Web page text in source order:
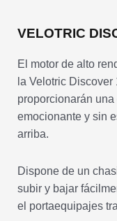
VELOTRIC
El motor de alto
la Velotric
proporcionarán
emocionante y sin
arriba.
Dispone de un
subir y bajar
el portaequipajes